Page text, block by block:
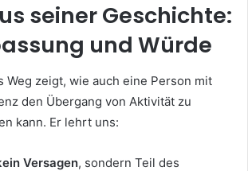
seiner Geschichte:
und Würde
Weg zeigt, wie auch eine Person mit
den Übergang von Aktivität zu
kann. Er lehrt uns:
Versagen, sondern Teil des